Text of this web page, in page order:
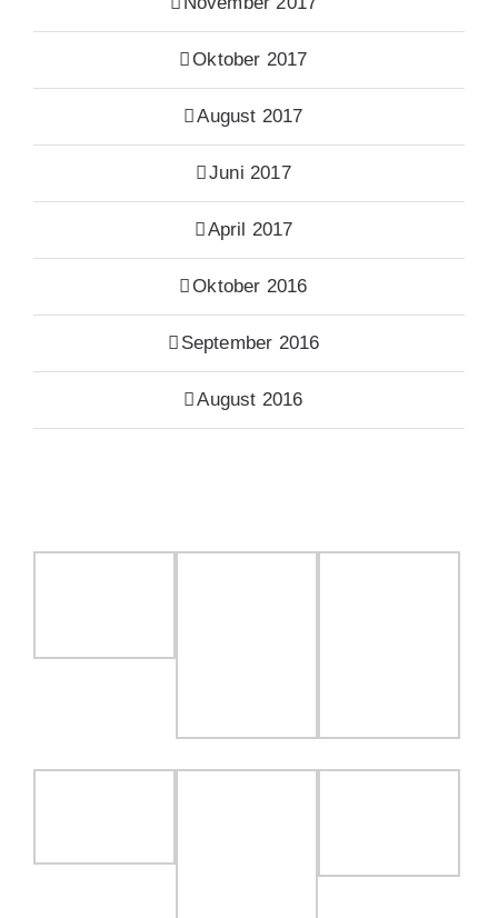
Oktober 2017
August 2017
Juni 2017
April 2017
Oktober 2016
September 2016
August 2016